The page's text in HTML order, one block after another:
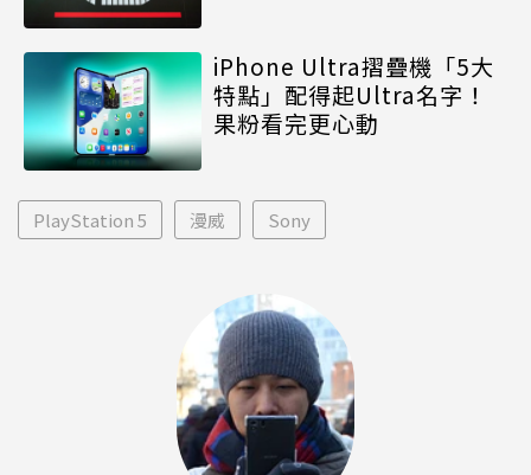
iPhone Ultra摺疊機「5大
特點」配得起Ultra名字！
果粉看完更心動
PlayStation 5 漫威 Sony